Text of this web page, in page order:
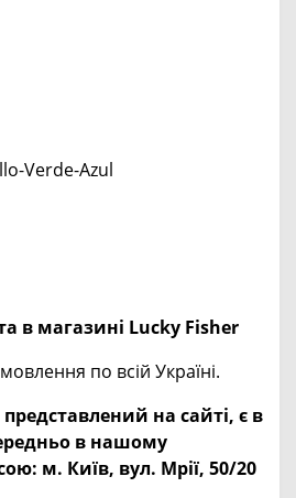
Verde-Azul
в магазині Lucky Fisher
по всій Україні.
на сайті, є в
в нашому
м. Київ, вул. Мрії, 50/20